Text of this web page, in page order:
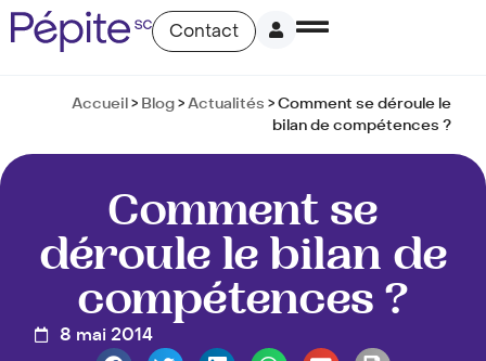
Contact
Accueil> Blog>Actualités >Comment se déroule le
bilan de compétences ?
Comment se
déroule le bilan de
compétences ?
8 mai 2014